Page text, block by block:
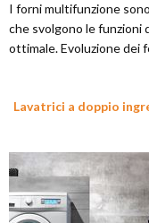
I forni multifunzione
che svolgono le funzioni
ottimale. Evoluzione dei
Lavatrici a doppio